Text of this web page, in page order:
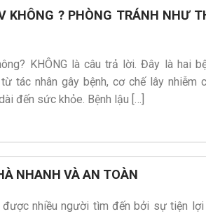
KHÔNG ? PHÒNG TRÁNH NHƯ
KHÔNG là câu trả lời. Đây là hai
tác nhân gây bệnh, cơ chế lây nhiễm
đến sức khỏe. Bệnh lậu […]
NHANH VÀ AN TOÀN
nhiều người tìm đến bởi sự tiện lợi